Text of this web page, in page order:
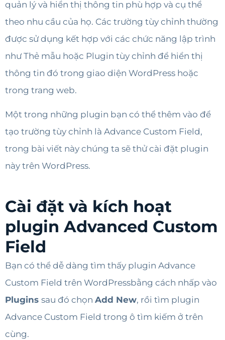
quản lý và hiển thị thông tin phù hợp và cụ thể
theo nhu cầu của họ. Các trường tùy chỉnh thường
được sử dụng kết hợp với các chức năng lập trình
như Thẻ mẫu hoặc Plugin tùy chỉnh để hiển thị
thông tin đó trong giao diện WordPress hoặc
trong trang web.
Một trong những plugin bạn có thể thêm vào để
tạo trường tùy chỉnh là Advance Custom Field,
trong bài viết này chúng ta sẽ thử cài đặt plugin
này trên WordPress.
Cài đặt và kích hoạt
plugin Advanced Custom
Field
Bạn có thể dễ dàng tìm thấy plugin Advance
Custom Field trên WordPressbằng cách nhấp vào
Plugins sau đó chọn Add New, rồi tìm plugin
Advance Custom Field trong ô tìm kiếm ở trên
cùng.